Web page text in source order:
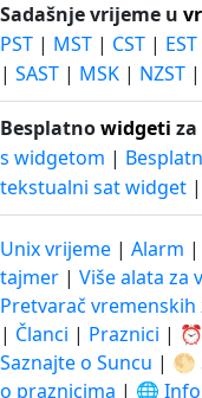
Sadašnje vrijeme u
PST | MST | CST | EST
| SAST | MSK | NZST |
Besplatnowidgeti
s widgetom |
tekstualni sat widget |
Unix vrijeme | Alarm |
tajmer | Više alata za
Pretvarač vremenskih
| Članci | Praznici |
Saznajte o Suncu | 🌕
o praznicima | 🌐